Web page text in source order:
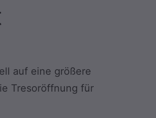
auf eine größere
Tresoröffnung für